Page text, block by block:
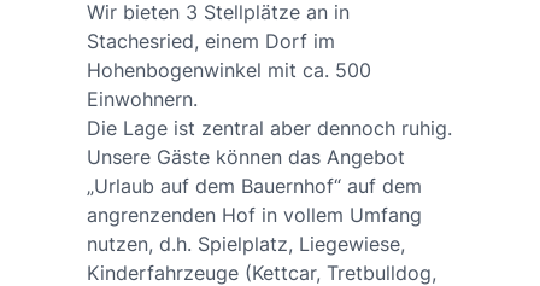
Wir bieten 3 Stellplätze an in
Stachesried, einem Dorf im
Hohenbogenwinkel mit ca. 500
Einwohnern.
Die Lage ist zentral aber dennoch ruhig.
Unsere Gäste können das Angebot
„Urlaub auf dem Bauernhof“ auf dem
angrenzenden Hof in vollem Umfang
nutzen, d.h. Spielplatz, Liegewiese,
Kinderfahrzeuge (Kettcar, Tretbulldog,